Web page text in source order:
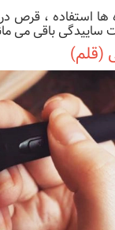
استفاده ، قرص
ساییدگی باقی می
(قلم)